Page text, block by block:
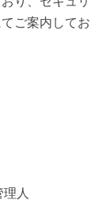
ご案内してお
人